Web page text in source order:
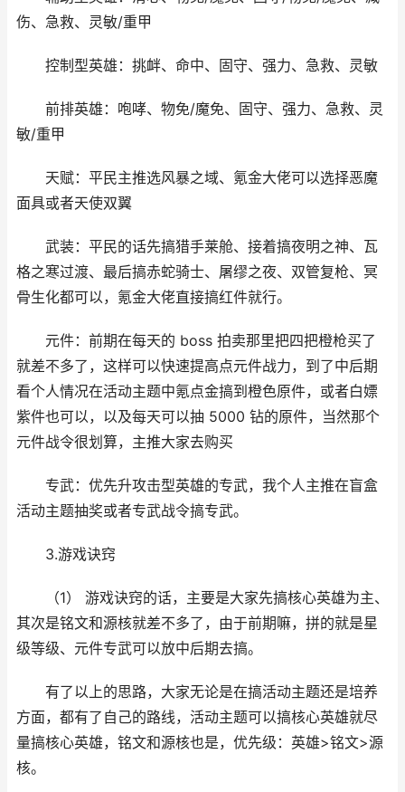
伤、急救、灵敏/重甲
控制型英雄：挑衅、命中、固守、强力、急救、灵敏
前排英雄：咆哮、物免/魔免、固守、强力、急救、灵
敏/重甲
天赋：平民主推选风暴之域、氪金大佬可以选择恶魔
面具或者天使双翼
武装：平民的话先搞猎手莱舱、接着搞夜明之神、瓦
格之寒过渡、最后搞赤蛇骑士、屠缪之夜、双管复枪、冥
骨生化都可以，氪金大佬直接搞红件就行。
元件：前期在每天的 boss 拍卖那里把四把橙枪买了
就差不多了，这样可以快速提高点元件战力，到了中后期
看个人情况在活动主题中氪点金搞到橙色原件，或者白嫖
紫件也可以，以及每天可以抽 5000 钻的原件，当然那个
元件战令很划算，主推大家去购买
专武：优先升攻击型英雄的专武，我个人主推在盲盒
活动主题抽奖或者专武战令搞专武。
3.游戏诀窍
（1） 游戏诀窍的话，主要是大家先搞核心英雄为主、
其次是铭文和源核就差不多了，由于前期嘛，拼的就是星
级等级、元件专武可以放中后期去搞。
有了以上的思路，大家无论是在搞活动主题还是培养
方面，都有了自己的路线，活动主题可以搞核心英雄就尽
量搞核心英雄，铭文和源核也是，优先级：英雄>铭文>源
核。